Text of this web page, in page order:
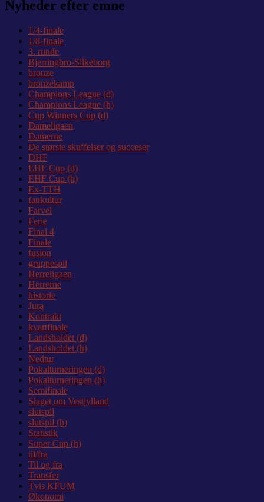
Nyheder efter emne
1/4-finale
1/8-finale
3. runde
Bjerringbro-Silkeborg
bronze
bronzekamp
Champions League (d)
Champions League (h)
Cup Winners Cup (d)
Dameligaen
Damerne
De største skuffelser og succeser
DHF
EHF Cup (d)
EHF Cup (h)
Ex-TTH
fankultur
Farvel
Ferie
Final 4
Finale
fusion
gruppespil
Herreligaen
Herrerne
historie
Jura
Kontrakt
kvartfinale
Landsholdet (d)
Landsholdet (h)
Nedtur
Pokalturneringen (d)
Pokalturneringen (h)
Semifinale
Slaget om Vestjylland
slutspil
slutspil (h)
Statistik
Super Cup (h)
til/fra
Til og fra
Transfer
Tvis KFUM
Økonomi